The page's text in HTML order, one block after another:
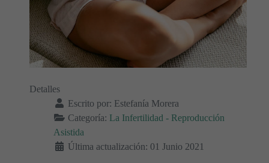
Detalles
Escrito por: Estefanía Morera
Categoría: La Infertilidad - Reproducción
Asistida
Última actualización: 01 Junio 2021